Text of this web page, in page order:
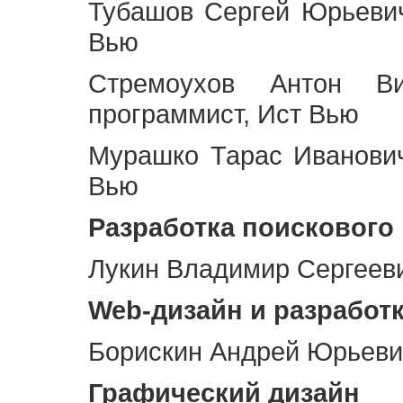
Тубашов Сергей
Вью
Стремоухов Антон
программист, Ист Вью
Мурашко Тарас
Вью
Разработка
Лукин Владимир
Web-дизайн и
Борискин Андрей
Графический дизайн